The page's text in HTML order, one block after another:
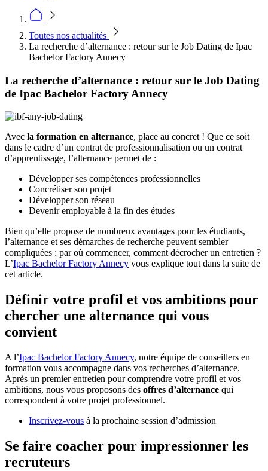
Toutes nos actualités
La recherche d’alternance : retour sur le Job Dating de Ipac
Bachelor Factory Annecy
La recherche d’alternance : retour sur le Job Dating
de Ipac Bachelor Factory Annecy
Avec la formation en alternance, place au concret ! Que ce soit
dans le cadre d’un contrat de professionnalisation ou un contrat
d’apprentissage, l’alternance permet de :
Développer ses compétences professionnelles
Concrétiser son projet
Développer son réseau
Devenir employable à la fin des études
Bien qu’elle propose de nombreux avantages pour les étudiants,
l’alternance et ses démarches de recherche peuvent sembler
compliquées : par où commencer, comment décrocher un entretien ?
L’Ipac Bachelor Factory Annecy vous explique tout dans la suite de
cet article.
Définir votre profil et vos ambitions pour
chercher une alternance qui vous
convient
A l’Ipac Bachelor Factory Annecy, notre équipe de conseillers en
formation vous accompagne dans vos recherches d’alternance.
Après un premier entretien pour comprendre votre profil et vos
ambitions, nous vous proposons des offres d’alternance qui
correspondent à votre projet professionnel.
Inscrivez-vous à la prochaine session d’admission
Se faire coacher pour impressionner les
recruteurs